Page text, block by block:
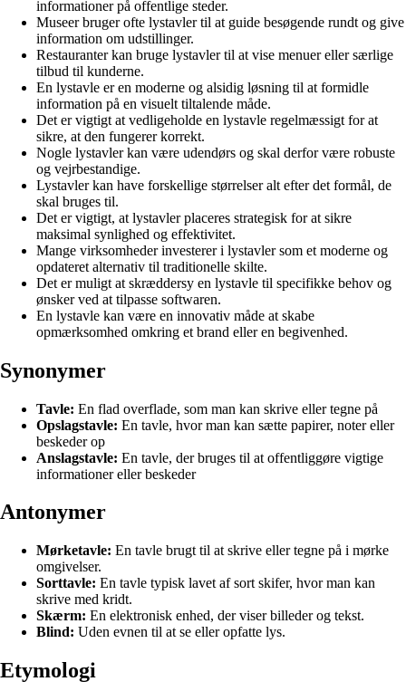
informationer på offentlige steder.
Museer bruger ofte lystavler til at guide besøgende rundt og give
information om udstillinger.
Restauranter kan bruge lystavler til at vise menuer eller særlige
tilbud til kunderne.
En lystavle er en moderne og alsidig løsning til at formidle
information på en visuelt tiltalende måde.
Det er vigtigt at vedligeholde en lystavle regelmæssigt for at
sikre, at den fungerer korrekt.
Nogle lystavler kan være udendørs og skal derfor være robuste
og vejrbestandige.
Lystavler kan have forskellige størrelser alt efter det formål, de
skal bruges til.
Det er vigtigt, at lystavler placeres strategisk for at sikre
maksimal synlighed og effektivitet.
Mange virksomheder investerer i lystavler som et moderne og
opdateret alternativ til traditionelle skilte.
Det er muligt at skræddersy en lystavle til specifikke behov og
ønsker ved at tilpasse softwaren.
En lystavle kan være en innovativ måde at skabe
opmærksomhed omkring et brand eller en begivenhed.
Synonymer
Tavle: En flad overflade, som man kan skrive eller tegne på
Opslagstavle: En tavle, hvor man kan sætte papirer, noter eller
beskeder op
Anslagstavle: En tavle, der bruges til at offentliggøre vigtige
informationer eller beskeder
Antonymer
Mørketavle: En tavle brugt til at skrive eller tegne på i mørke
omgivelser.
Sorttavle: En tavle typisk lavet af sort skifer, hvor man kan
skrive med kridt.
Skærm: En elektronisk enhed, der viser billeder og tekst.
Blind: Uden evnen til at se eller opfatte lys.
Etymologi